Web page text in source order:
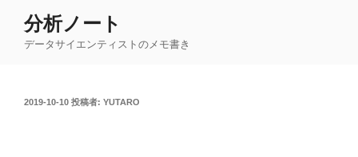
分析ノート
データサイエンティストのメモ書き
投
2019-10-10 投稿者: YUTARO